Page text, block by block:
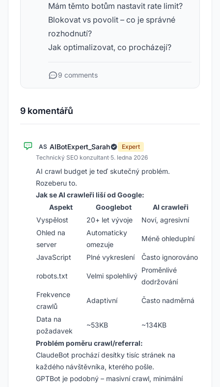
Mám těmto botům nastavit rate limit?
Blokovat vs povolit – co je správné
rozhodnutí?
Jak optimalizovat, co procházejí?
9 comments
9 komentářů
AS AIBotExpert_Sarah
Expert
Technický SEO konzultant·5. ledna 2026
AI crawl budget je teď skutečný problém.
Rozeberu to.
Jak se AI crawleři liší od Google:
Aspekt
Googlebot
AI crawleři
Vyspělost
20+ let vývoje
Noví, agresivní
Ohled na
server
Automaticky
omezuje
Méně ohleduplní
JavaScript Plné vykreslení Často ignorováno
robots.txt Velmi spolehlivý
Proměnlivé
dodržování
Frekvence
crawlů
Adaptivní Často nadměrná
Data na
požadavek
~53KB ~134KB
Problém poměru crawl/referral:
ClaudeBot prochází desítky tisíc stránek na
každého návštěvníka, kterého pošle.
GPTBot je podobný – masivní crawl, minimální